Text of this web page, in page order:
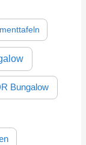
Bungalow